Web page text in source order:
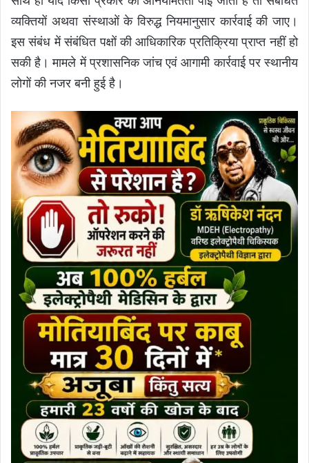
व्यक्तियों अथवा संस्थाओं के विरुद्ध नियमानुसार कार्रवाई की जाए।
इस संबंध में संबंधित पक्षों की आधिकारिक प्रतिक्रिया प्राप्त नहीं हो
सकी है। मामले में प्रशासनिक जांच एवं आगामी कार्रवाई पर स्थानीय
लोगों की नजर बनी हुई है।